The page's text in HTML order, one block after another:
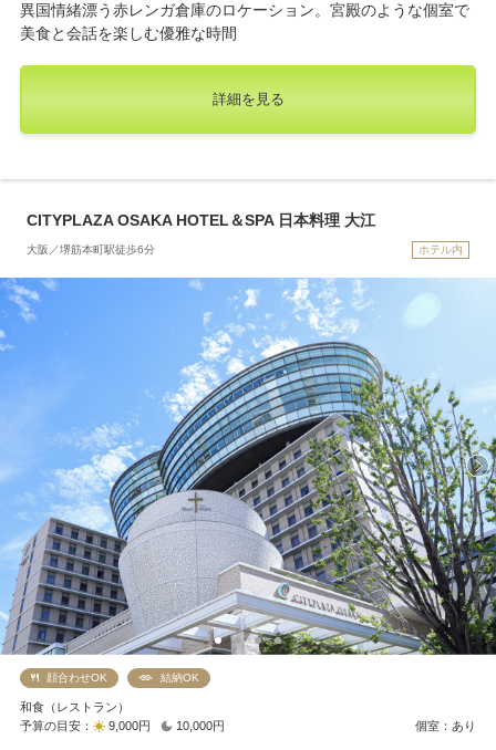
異国情緒漂う赤レンガ倉庫のロケーション。宮殿のような個室で
美食と会話を楽しむ優雅な時間
詳細を見る
CITYPLAZA OSAKA HOTEL＆SPA 日本料理 大江
大阪／堺筋本町駅徒歩6分 ホテル内
顔合わせOK 結納OK
和食（レストラン）
予算の目安：
9,000円 10,000円 個室：あり